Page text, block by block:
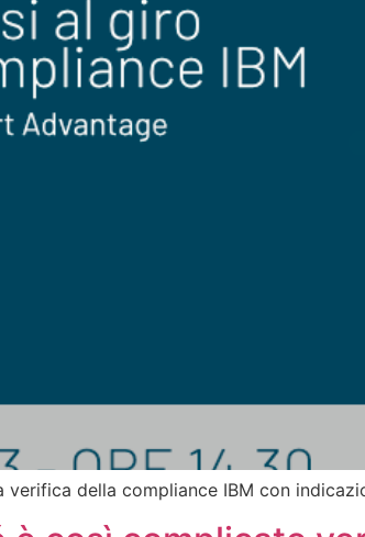
della compliance IBM con